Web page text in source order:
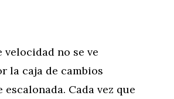
velocidad no se ve
la caja de cambios
Cada vez que